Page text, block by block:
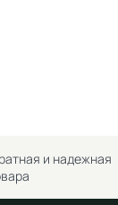
и надежная